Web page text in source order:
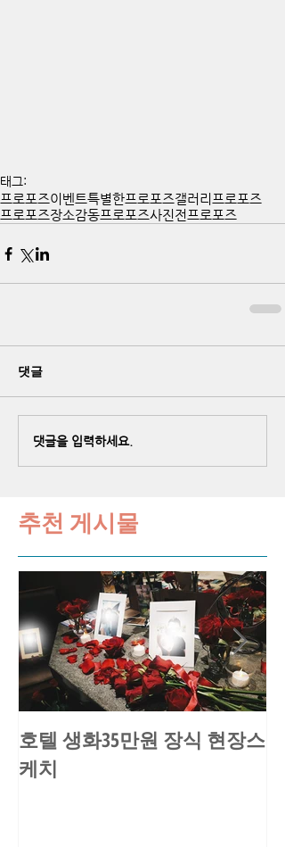
태그:
프로포즈이벤트특별한프로포즈갤러리프로포즈
프로포즈장소감동프로포즈사진전프로포즈
댓글
댓글을 입력하세요.
추천 게시물
호텔 생화35만원 장식 현장스
케치